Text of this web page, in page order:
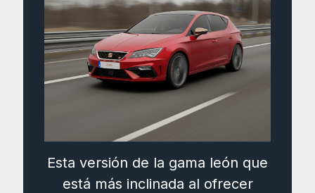
Esta versión de la gama león que
está más inclinada al ofrecer